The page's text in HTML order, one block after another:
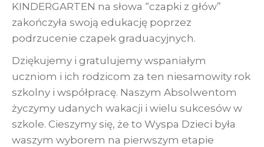
KINDERGARTEN na słowa “czapki z głów”
zakończyła swoją edukację poprzez
podrzucenie czapek graduacyjnych.
Dziękujemy i gratulujemy wspaniałym
uczniom i ich rodzicom za ten niesamowity rok
szkolny i współpracę. Naszym Absolwentom
życzymy udanych wakacji i wielu sukcesów w
szkole. Cieszymy się, że to Wyspa Dzieci była
waszym wyborem na pierwszym etapie